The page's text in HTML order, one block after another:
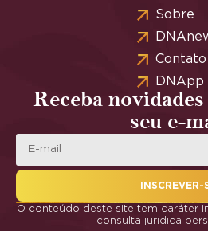
Sobre
Contato
DNApp
Receba
seu e-
INSCREVER-
O conteúdo deste site tem caráter
consulta jurídica